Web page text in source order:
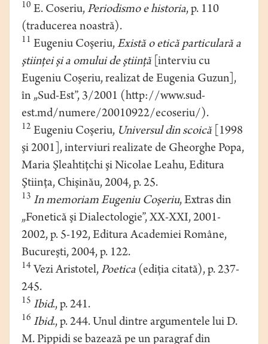
10 E. Coseriu,Periodismo e historia, p. 110
(traducerea noastră).
11 Eugeniu Coşeriu,Există o etică particulară a
ştiinţei şi a omului de ştiinţă [interviu cu
Eugeniu Coşeriu, realizat de Eugenia Guzun],
în „Sud-Est”, 3/2001 (http://www.sud-
est.md/numere/20010922/ecoseriu/).
12 Eugeniu Coşeriu, Universul din scoică [1998
şi 2001], interviuri realizate de Gheorghe Popa,
Maria Şleahtiţchi şi Nicolae Leahu, Editura
Ştiinţa, Chişinău, 2004, p. 25.
13 In memoriam Eugeniu Coşeriu, Extras din
„Fonetică şi Dialectologie”, XX-XXI, 2001-
2002, p. 5-192, Editura Academiei Române,
Bucureşti, 2004, p. 122.
14 Vezi Aristotel,Poetica (ediţia citată), p. 237-
245.
15 Ibid., p. 241.
16 Ibid., p. 244. Unul dintre argumentele lui D.
M. Pippidi se bazează pe un paragraf din